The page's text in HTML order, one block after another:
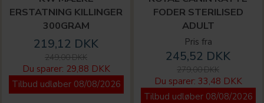
ERSTATNING KILLINGER
300GRAM
219,12 DKK
249,00 DKK
Du sparer: 29,88 DKK
Tilbud udløber 08/08/2026
FODER STERILISED
ADULT
Pris fra
245,52 DKK
279,00 DKK
Du sparer: 33,48 DKK
Tilbud udløber 08/08/2026